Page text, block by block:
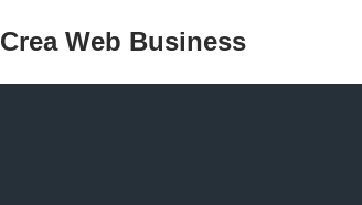
Crea Web Business